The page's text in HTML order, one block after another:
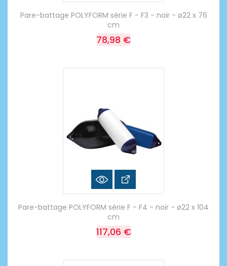
Pare-battage POLYFORM série F - F3 - noir - ø22 x 76
cm
78,98 €
Pare-battage POLYFORM série F - F4 - noir - ø22 x 104
cm
117,06 €